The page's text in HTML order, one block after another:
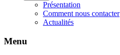
Présentation
Comment nous contacter
Actualités
Menu